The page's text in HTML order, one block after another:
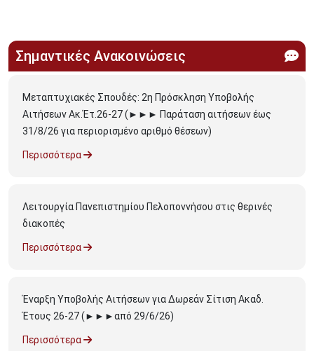
Σημαντικές Ανακοινώσεις
Μεταπτυχιακές Σπουδές: 2η Πρόσκληση Υποβολής
Αιτήσεων Ακ.Έτ.26-27 (►►► Παράταση αιτήσεων έως
31/8/26 για περιορισμένο αριθμό θέσεων)
Περισσότερα
Λειτουργία Πανεπιστημίου Πελοποννήσου στις θερινές
διακοπές
Περισσότερα
Έναρξη Υποβολής Αιτήσεων για Δωρεάν Σίτιση Ακαδ.
Έτους 26-27 (►►►από 29/6/26)
Περισσότερα